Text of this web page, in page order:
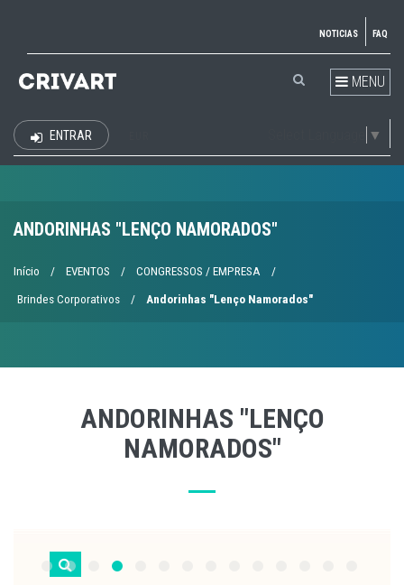
NOTICIAS FAQ
MENU
▼
ENTRAR
ANDORINHAS "LENÇO NAMORADOS"
Início / EVENTOS / CONGRESSOS / EMPRESA /
Brindes Corporativos / Andorinhas "Lenço Namorados"
ANDORINHAS "LENÇO
NAMORADOS"